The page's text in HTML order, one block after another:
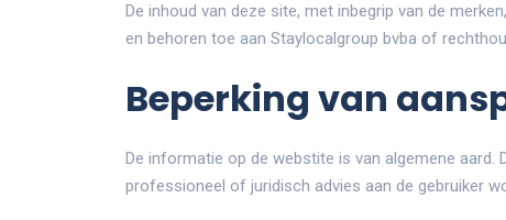
De inhoud van deze site, met inbegrip van de
en behoren toe aan Staylocalgroup bvba of
Beperking van
De informatie op de webstite is van algemene
professioneel of juridisch advies aan de gebruiker